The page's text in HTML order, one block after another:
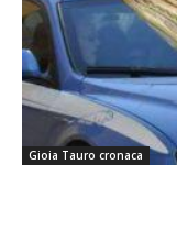
Gioia Tauro cronaca